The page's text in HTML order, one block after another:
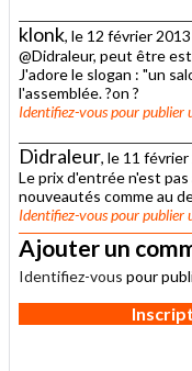
klonk, le 12 février
@Didraleur, peut être
J'adore le slogan : "un
l'assemblée. ?on ?
Identifiez-vouspour publier
Didraleur, le 11
Le prix d'entrée n'est pas
nouveautés comme au
Identifiez-vouspour publier
Ajouter un
Identifiez-vous pour